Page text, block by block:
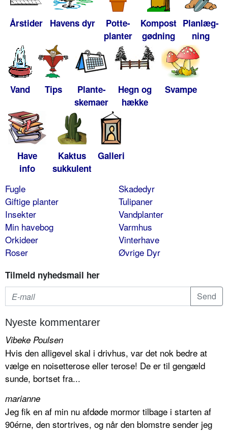
Årstider Havens dyr
Potte-
planter
Kompost
gødning
Planlæg-
ning
Vand Tips
Plante-
skemaer
Hegn og
hække
Svampe
Have
info
Kaktus
sukkulent
Galleri
Fugle
Giftige planter
Insekter
Min havebog
Orkideer
Roser
Skadedyr
Tulipaner
Vandplanter
Varmhus
Vinterhave
Øvrige Dyr
Tilmeld nyhedsmail her
Nyeste kommentarer
Vibeke Poulsen
Hvis den alligevel skal i drivhus, var det nok bedre at
vælge en noisetterose eller terose! De er til gengæld
sunde, bortset fra...
marianne
Jeg fik en af min nu afdøde mormor tilbage i starten af
90érne, den stortrives, og når den blomstre sender jeg